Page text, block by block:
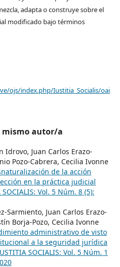
adapta o construye sobre el
modificado bajo términos
ojs/index.php/Iustitia_Socialis/oai
mismo autor/a
Idrovo, Juan Carlos Erazo-
Pozo-Cabrera, Cecilia Ivonne
de la acción
en la práctica judicial
SOCIALIS: Vol. 5 Núm. 8 (5):
Sarmiento, Juan Carlos Erazo-
Borja-Pozo, Cecilia Ivonne
administrativo de visto
a la seguridad jurídica
SOCIALIS: Vol. 5 Núm. 1